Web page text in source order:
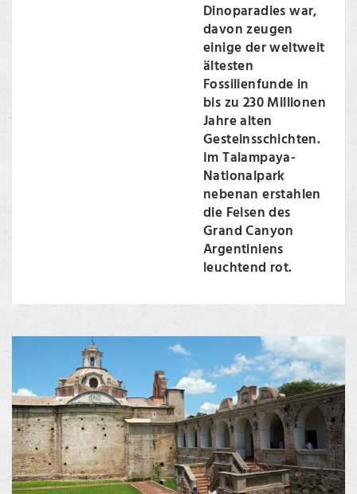
Dinoparadies war,
davon zeugen
einige der weltweit
ältesten
Fossilienfunde in
bis zu 230 Millionen
Jahre alten
Gesteinsschichten.
Im Talampaya-
Nationalpark
nebenan erstahlen
die Felsen des
Grand Canyon
Argentiniens
leuchtend rot.